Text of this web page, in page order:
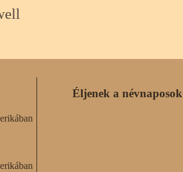
Éljenek a névnaposok